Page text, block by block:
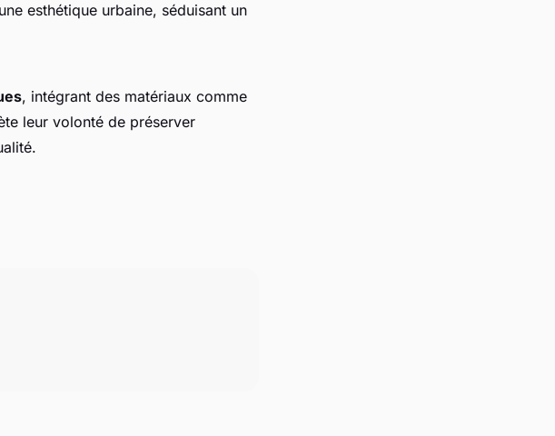
esthétique urbaine, séduisant un
, intégrant des matériaux comme
leur volonté de préserver